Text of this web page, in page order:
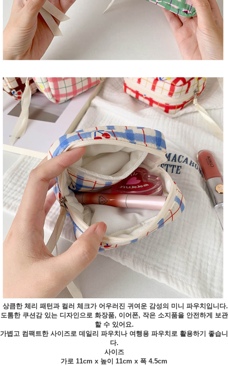
상큼한 체리 패턴과 컬러 체크가 어우러진 귀여운 감성의 미니 파우치입니다.
도톰한 쿠션감 있는 디자인으로 화장품, 이어폰, 작은 소지품을 안전하게 보관
할 수 있어요.
가볍고 컴팩트한 사이즈로 데일리 파우치나 여행용 파우치로 활용하기 좋습니
다.
사이즈
가로 11cm x 높이 11cm x 폭 4.5cm